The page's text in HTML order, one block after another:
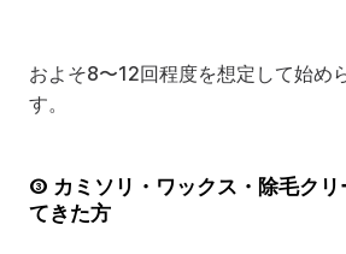
およそ8〜12回程度を想定して始め
す。
③ カミソリ・ワックス・除毛クリ
てきた方